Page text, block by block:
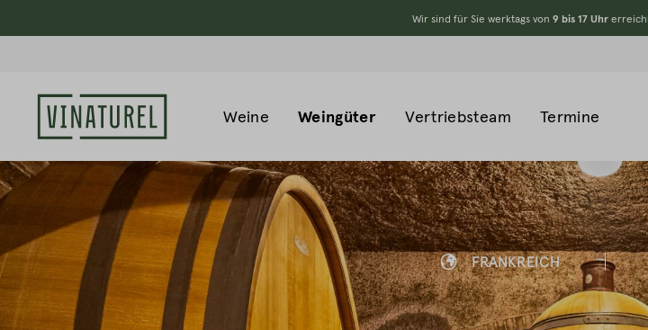
Wir sind für Sie werktags von 9 bis 17 Uhr
Weine Weingüter Vertriebsteam Termine
FRANKREICH